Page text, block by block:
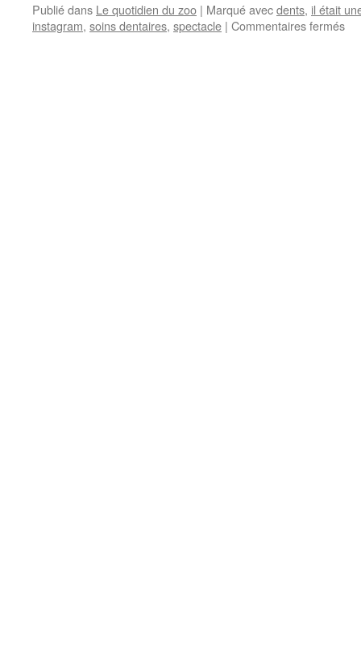
Publié dans Le quotidien du zoo | Marqué avecdents, il était
instagram, soins dentaires, spectacle | Commentaires fermés